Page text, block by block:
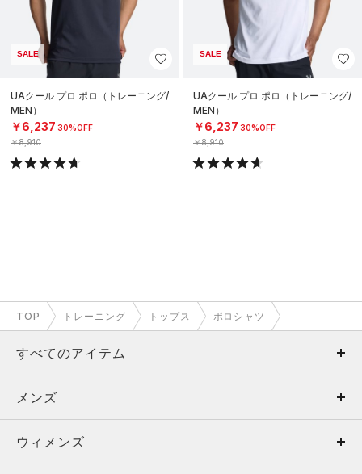
SALE
UAクール プロ ポロ（トレーニング/
MEN）
￥6,237 30%OFF
￥8,910
SALE
UAクール プロ ポロ（トレーニング/
MEN）
￥6,237 30%OFF
￥8,910
TOP トレーニング トップス ポロシャツ
すべてのアイテム
メンズ
ウィメンズ
メンズ
トップス
ウィメンズ